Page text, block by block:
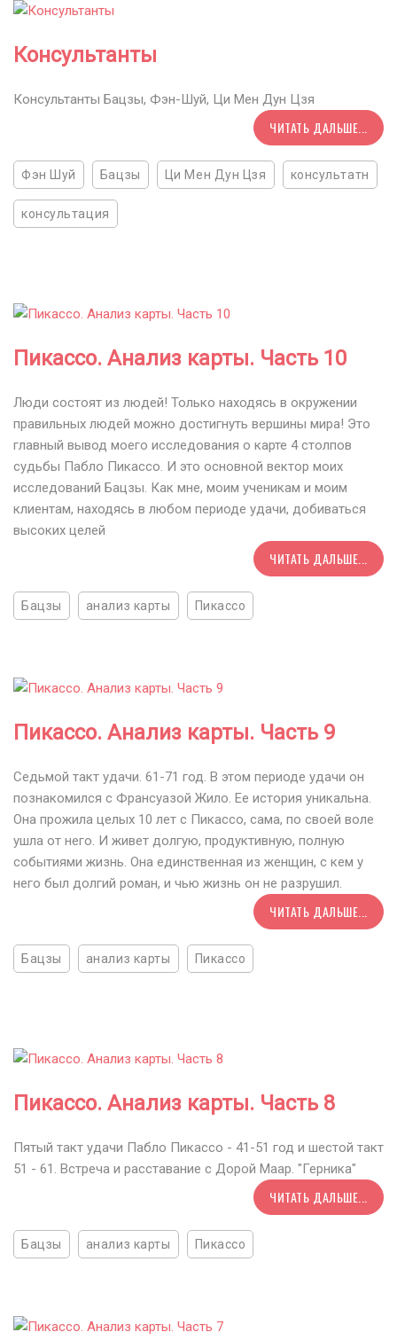
Консультанты
Консультанты Бацзы, Фэн-Шуй, Ци Мен Дун Цзя
ЧИТАТЬ ДАЛЬШЕ...
Фэн Шуй Бацзы Ци Мен Дун Цзя консультатн
консультация
Пикассо. Анализ карты. Часть 10
Люди состоят из людей! Только находясь в окружении
правильных людей можно достигнуть вершины мира! Это
главный вывод моего исследования о карте 4 столпов
судьбы Пабло Пикассо. И это основной вектор моих
исследований Бацзы. Как мне, моим ученикам и моим
клиентам, находясь в любом периоде удачи, добиваться
высоких целей
ЧИТАТЬ ДАЛЬШЕ...
Бацзы анализ карты Пикассо
Пикассо. Анализ карты. Часть 9
Седьмой такт удачи. 61-71 год. В этом периоде удачи он
познакомился с Франсуазой Жило. Ее история уникальна.
Она прожила целых 10 лет с Пикассо, сама, по своей воле
ушла от него. И живет долгую, продуктивную, полную
событиями жизнь. Она единственная из женщин, с кем у
него был долгий роман, и чью жизнь он не разрушил.
ЧИТАТЬ ДАЛЬШЕ...
Бацзы анализ карты Пикассо
Пикассо. Анализ карты. Часть 8
Пятый такт удачи Пабло Пикассо - 41-51 год и шестой такт
51 - 61. Встреча и расставание с Дорой Маар. "Герника"
ЧИТАТЬ ДАЛЬШЕ...
Бацзы анализ карты Пикассо